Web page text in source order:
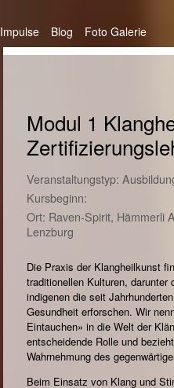
Impulse Blog Foto Galerie
Modul 1
Veranstaltungstyp:
Kursbeginn:
Ort: Raven-Spirit, Hämmerli
Lenzburg
Die Praxis der Klangheilkunst
traditionellen Kulturen,
indigenen die seit
Gesundheit erforschen. Wir
Eintauchen» in die Welt der
entscheidende Rolle und
Wahrnehmung des
Beim Einsatz von Klang und